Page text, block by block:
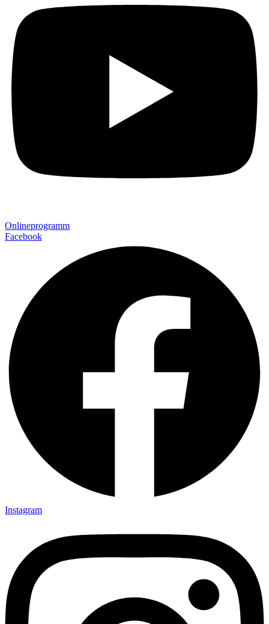
Onlineprogramm
Facebook
Instagram